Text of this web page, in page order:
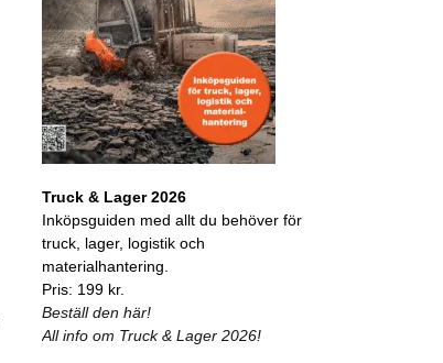
Truck & Lager 2026
Inköpsguiden med allt du behöver för
truck, lager, logistik och
materialhantering.
Pris: 199 kr.
Beställ den här!
All info om Truck & Lager 2026!